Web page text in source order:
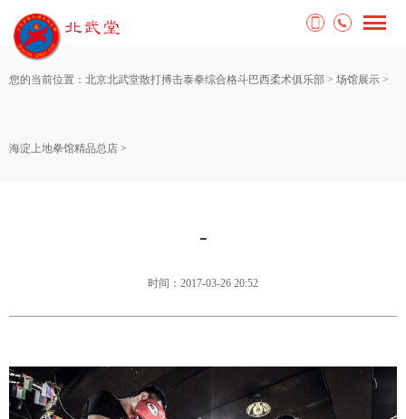
您的当前位置： 北京北武堂散打搏击泰拳综合格斗巴西柔术俱乐部 > 场馆展示 >
海淀上地拳馆精品总店 >
-
时间：2017-03-26 20:52